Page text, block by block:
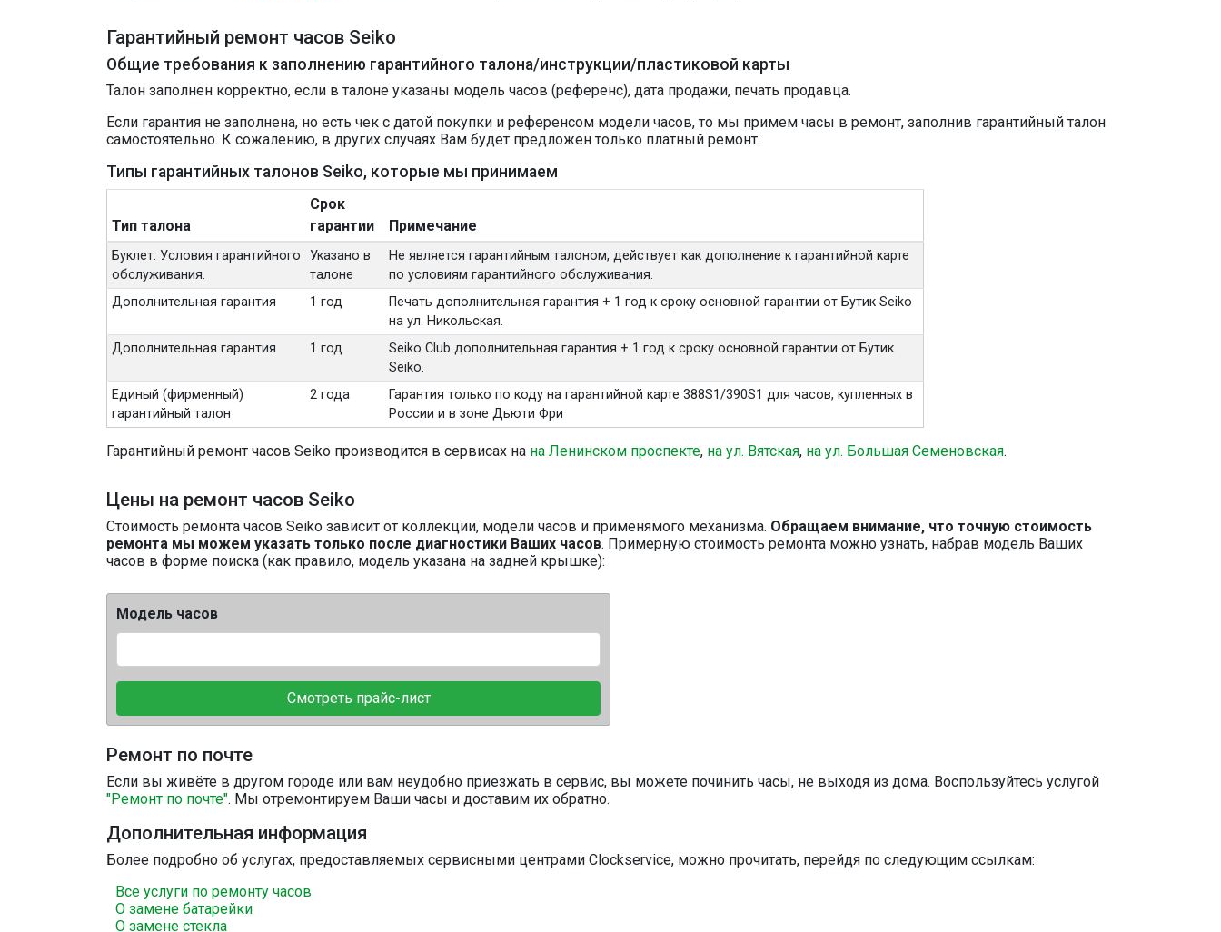
Гарантийный ремонт часов Seiko
Общие требования к заполнению гарантийного талона/инструкции/пластиковой карты
Талон заполнен корректно, если в талоне указаны модель часов (референс), дата продажи, печать продавца.
Если гарантия не заполнена, но есть чек с датой покупки и референсом модели часов, то мы примем часы в ремонт, заполнив гарантийный талон
самостоятельно. К сожалению, в других случаях Вам будет предложен только платный ремонт.
Типы гарантийных талонов Seiko, которые мы принимаем
Тип талона
Срок
гарантии
Примечание
Буклет. Условия гарантийного
обслуживания.
Указано в
талоне
Не является гарантийным талоном, действует как дополнение к гарантийной карте
по условиям гарантийного обслуживания.
Дополнительная гарантия
1 год
Печать дополнительная гарантия + 1 год к сроку основной гарантии от Бутик Seiko
на ул. Никольская.
Дополнительная гарантия
1 год
Seiko Club дополнительная гарантия + 1 год к сроку основной гарантии от Бутик
Seiko.
Единый (фирменный)
гарантийный талон
2 года
Гарантия только по коду на гарантийной карте 388S1/390S1 для часов, купленных в
России и в зоне Дьюти Фри
Гарантийный ремонт часов Seiko производится в сервисах на на Ленинском проспекте, на ул. Вятская, на ул. Большая Семеновская.
Цены на ремонт часов Seiko
Стоимость ремонта часов Seiko зависит от коллекции, модели часов и применямого механизма. Обращаем внимание, что точную стоимость
ремонта мы можем указать только после диагностики Ваших часов. Примерную стоимость ремонта можно узнать, набрав модель Ваших
часов в форме поиска (как правило, модель указана на задней крышке):
Модель часов
Смотреть прайс-лист
Ремонт по почте
Если вы живёте в другом городе или вам неудобно приезжать в сервис, вы можете починить часы, не выходя из дома. Воспользуйтесь услугой
"Ремонт по почте". Мы отремонтируем Ваши часы и доставим их обратно.
Дополнительная информация
Более подробно об услугах, предоставляемых сервисными центрами Clockservice, можно прочитать, перейдя по следующим ссылкам:
Все услуги по ремонту часов
О замене батарейки
О замене стекла